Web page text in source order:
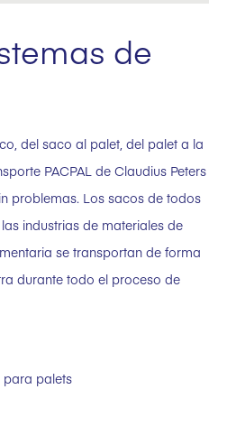
de
del saco al palet, del palet a la
PACPAL de Claudius Peters
problemas. Los sacos de todos
industrias de materiales de
se transportan de forma
durante todo el proceso de
para palets